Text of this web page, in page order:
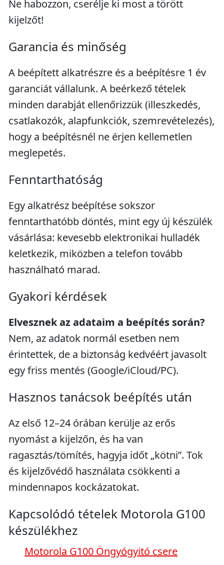
Ne habozzon, cserélje ki most a törött
kijelzőt!
Garancia és minőség
A beépített alkatrészre és a beépítésre 1 év
garanciát vállalunk. A beérkező tételek
minden darabját ellenőrizzük (illeszkedés,
csatlakozók, alapfunkciók, szemrevételezés),
hogy a beépítésnél ne érjen kellemetlen
meglepetés.
Fenntarthatóság
Egy alkatrész beépítése sokszor
fenntarthatóbb döntés, mint egy új készülék
vásárlása: kevesebb elektronikai hulladék
keletkezik, miközben a telefon tovább
használható marad.
Gyakori kérdések
Elvesznek az adataim a beépítés során?
Nem, az adatok normál esetben nem
érintettek, de a biztonság kedvéért javasolt
egy friss mentés (Google/iCloud/PC).
Hasznos tanácsok beépítés után
Az első 12–24 órában kerülje az erős
nyomást a kijelzőn, és ha van
ragasztás/tömítés, hagyja időt „kötni”. Tok
és kijelzővédő használata csökkenti a
mindennapos kockázatokat.
Kapcsolódó tételek Motorola G100
készülékhez
Motorola G100 Öngyógyitó csere